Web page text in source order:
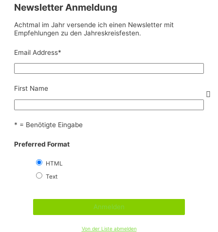
Newsletter Anmeldung
Achtmal im Jahr versende ich einen Newsletter mit
Empfehlungen zu den Jahreskreisfesten.
Email Address*
First Name
* = Benötigte Eingabe
Preferred Format
HTML
Text
Von der Liste abmelden